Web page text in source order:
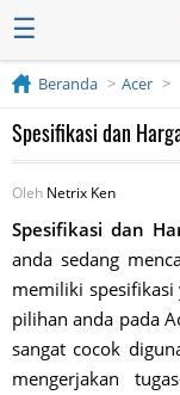
☰
Beranda Acer
Spesifikasi dan
Oleh Netrix Ken
Spesifikasi dan
anda sedang
memiliki spesifikasi
pilihan anda pada
sangat cocok
mengerjakan